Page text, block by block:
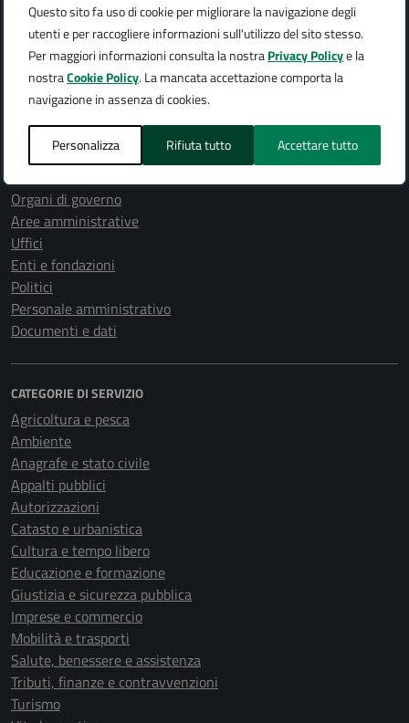
Questo sito fa uso di cookie per migliorare la navigazione degli
utenti e per raccogliere informazioni sull'utilizzo del sito stesso.
Per maggiori informazioni consulta la nostraPrivacy Policye la
nostraCookie Policy. La mancata accettazione comporta la
navigazione in assenza di cookies.
Personalizza Rifiuta tutto Accettare tutto
Città di Arona
Organi di governo
Aree amministrative
Uffici
Enti e fondazioni
Politici
Personale amministrativo
Documenti e dati
CATEGORIE DI SERVIZIO
Agricoltura e pesca
Ambiente
Anagrafe e stato civile
Appalti pubblici
Autorizzazioni
Catasto e urbanistica
Cultura e tempo libero
Educazione e formazione
Giustizia e sicurezza pubblica
Imprese e commercio
Mobilità e trasporti
Salute, benessere e assistenza
Tributi, finanze e contravvenzioni
Turismo